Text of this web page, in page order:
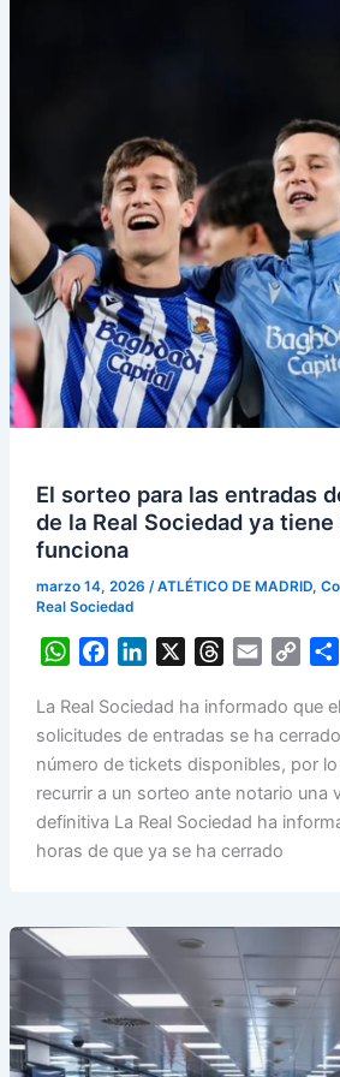
El sorteo para las entradas
de la Real Sociedad ya
funciona
marzo 14, 2026 /ATLÉTICO DE MADRID,
Real Sociedad
W
a
t
s
A
p
p
c
e
b
o
o
k
n
k
e
d
I
n
r
e
a
d
s
a
i
l
p
y
L
i
n
r
La Real Sociedad ha informado que
solicitudes de entradas se ha
número de tickets disponibles, por
recurrir a un sorteo ante notario una
definitiva La Real Sociedad ha
horas de que ya se ha cerrado